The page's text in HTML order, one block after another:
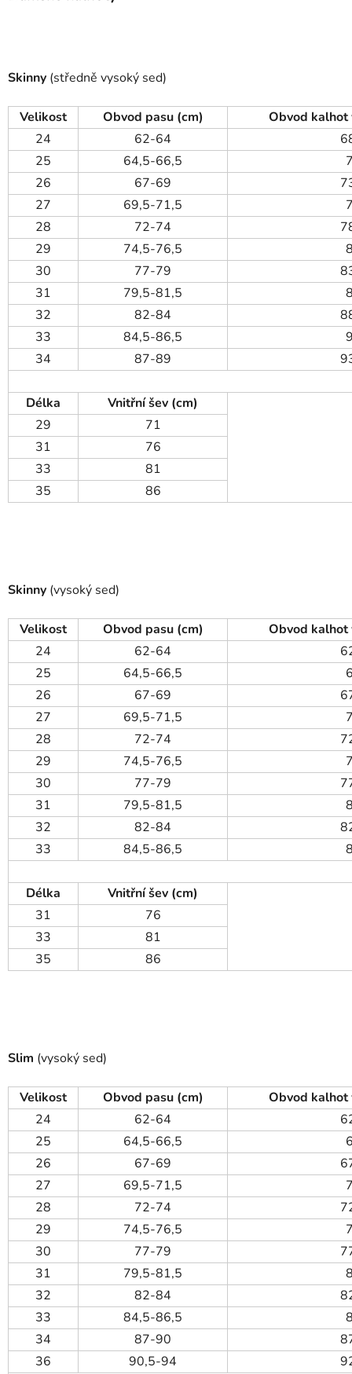
Skinny (středně vysoký sed)
Velikost Obvod pasu (cm)
Obvod kalhot
24
62-64
25
64,5-66,5
26
67-69
27
69,5-71,5
28
72-74
29
74,5-76,5
30
77-79
31
79,5-81,5
32
82-84
33
84,5-86,5
34
87-89
Délka
Vnitřní šev (cm)
29
71
31
76
33
81
35
86
Skinny (vysoký sed)
Velikost Obvod pasu (cm)
Obvod kalhot
24
62-64
25
64,5-66,5
26
67-69
27
69,5-71,5
28
72-74
29
74,5-76,5
30
77-79
31
79,5-81,5
32
82-84
33
84,5-86,5
Délka
Vnitřní šev (cm)
31
76
33
81
35
86
Slim (vysoký sed)
Velikost Obvod pasu (cm)
Obvod kalhot
24
62-64
25
64,5-66,5
26
67-69
27
69,5-71,5
28
72-74
29
74,5-76,5
30
77-79
31
79,5-81,5
32
82-84
33
84,5-86,5
34
87-90
36
90,5-94